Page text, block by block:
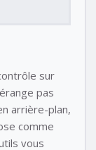
sur
pas
arrière-plan,
comme
vous